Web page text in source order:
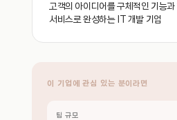
고객의 아이디어를 구체적인 기능과
서비스로 완성하는 IT 개발 기업
이 기업에 관심 있는 분이라면
팀 규모